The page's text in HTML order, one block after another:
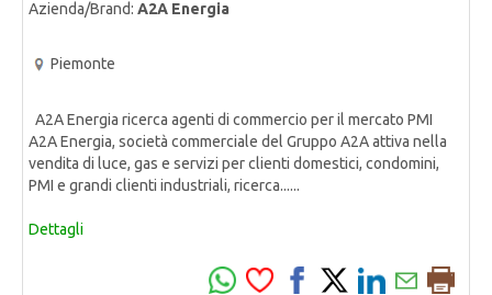
Azienda/Brand: A2A Energia
Piemonte
A2A Energia ricerca agenti di commercio per il mercato PMI
A2A Energia, società commerciale del Gruppo A2A attiva nella
vendita di luce, gas e servizi per clienti domestici, condomini,
PMI e grandi clienti industriali, ricerca......
Dettagli